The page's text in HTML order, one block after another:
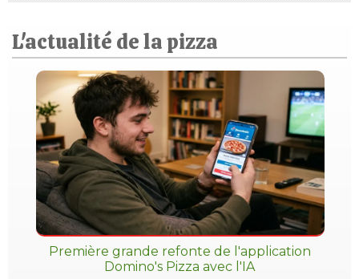
L'actualité de la pizza
Première grande refonte de l'application
Domino's Pizza avec l'IA